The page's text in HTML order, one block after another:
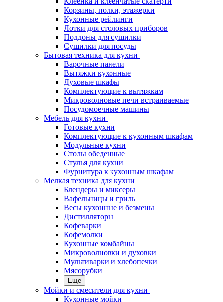
Корзины, полки, этажерки
Кухонные рейлинги
Лотки для столовых приборов
Поддоны для сушилки
Сушилки для посуды
Бытовая техника для кухни
Варочные панели
Вытяжки кухонные
Духовые шкафы
Комплектующие к вытяжкам
Микроволновые печи встраиваемые
Посудомоечные машины
Мебель для кухни
Готовые кухни
Комплектующие к кухонным шкафам
Модульные кухни
Столы обеденные
Стулья для кухни
Фурнитура к кухонным шкафам
Мелкая техника для кухни
Блендеры и миксеры
Вафельницы и гриль
Весы кухонные и безмены
Дистилляторы
Кофеварки
Кофемолки
Кухонные комбайны
Микроволновки и духовки
Мультиварки и хлебопечки
Мясорубки
Еще
Мойки и смесители для кухни
Кухонные мойки